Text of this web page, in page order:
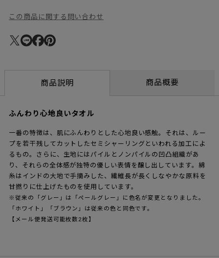
この商品に関する問い合わせ
商品説明 商品概要
ふんわり心地良いタオル
一番の特徴は、肌にふんわりとした心地良い感触。それは、ルー
プを若干残してカットしたセミシャーリングといわれる加工によ
るもの。さらに、生地にはパイルとノンパイルの凹凸組織があ
り、それらの全体感が独特の優しい表情を醸し出しています。綿
糸はインドの大地で手摘みした、繊維長が長くしなやかな原料を
甘撚りに仕上げたものを使用しています。
※従来の「グレー」は「ペールグレー」に色名が変更となりました。
「ホワイト」「ブラウン」は従来の色と同色です。
【メール便発送可能枚数2枚】